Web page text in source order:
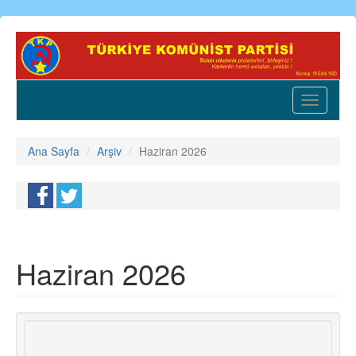
Ana
içeriğe
Toggle
Ana Sayfa Arşiv Haziran 2026
Haziran 2026